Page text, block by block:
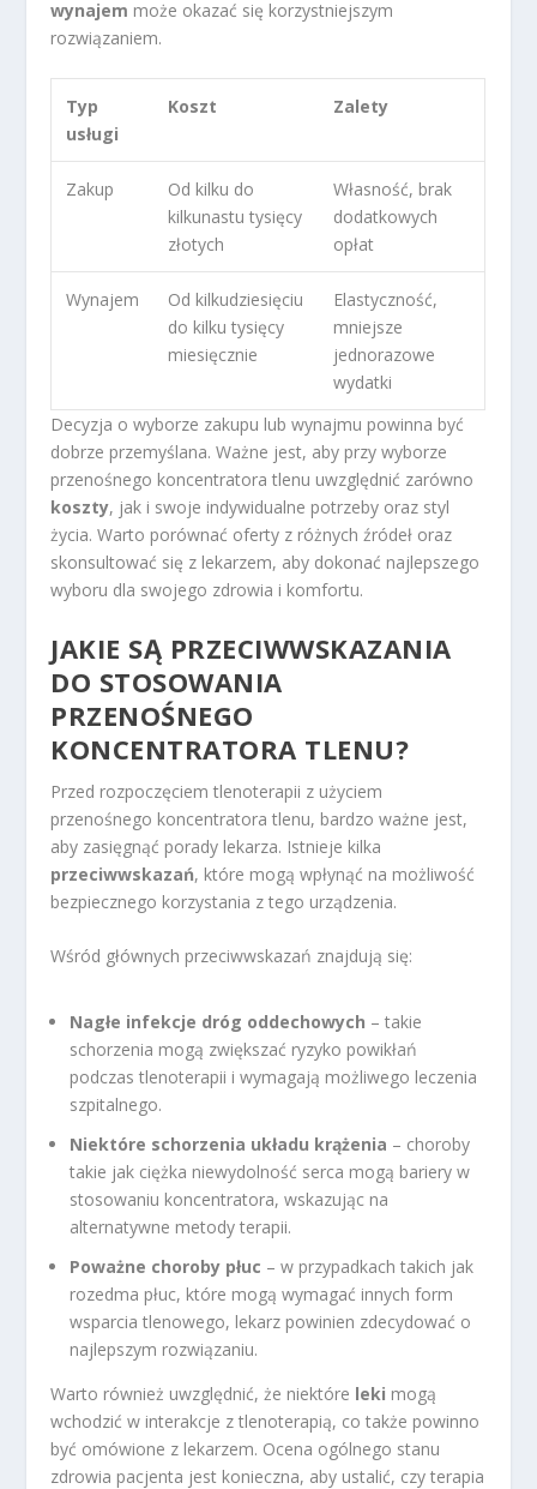
wynajem może okazać się korzystniejszym
rozwiązaniem.
Typ
usługi
Koszt Zalety
Zakup
Od kilku do
kilkunastu tysięcy
złotych
Własność, brak
dodatkowych
opłat
Wynajem
Od kilkudziesięciu
do kilku tysięcy
miesięcznie
Elastyczność,
mniejsze
jednorazowe
wydatki
Decyzja o wyborze zakupu lub wynajmu powinna być
dobrze przemyślana. Ważne jest, aby przy wyborze
przenośnego koncentratora tlenu uwzględnić zarówno
koszty, jak i swoje indywidualne potrzeby oraz styl
życia. Warto porównać oferty z różnych źródeł oraz
skonsultować się z lekarzem, aby dokonać najlepszego
wyboru dla swojego zdrowia i komfortu.
JAKIE SĄ PRZECIWWSKAZANIA
DO STOSOWANIA
PRZENOŚNEGO
KONCENTRATORA TLENU?
Przed rozpoczęciem tlenoterapii z użyciem
przenośnego koncentratora tlenu, bardzo ważne jest,
aby zasięgnąć porady lekarza. Istnieje kilka
przeciwwskazań, które mogą wpłynąć na możliwość
bezpiecznego korzystania z tego urządzenia.
Wśród głównych przeciwwskazań znajdują się:
Nagłe infekcje dróg oddechowych – takie
schorzenia mogą zwiększać ryzyko powikłań
podczas tlenoterapii i wymagają możliwego leczenia
szpitalnego.
Niektóre schorzenia układu krążenia – choroby
takie jak ciężka niewydolność serca mogą bariery w
stosowaniu koncentratora, wskazując na
alternatywne metody terapii.
Poważne choroby płuc – w przypadkach takich jak
rozedma płuc, które mogą wymagać innych form
wsparcia tlenowego, lekarz powinien zdecydować o
najlepszym rozwiązaniu.
Warto również uwzględnić, że niektóre leki mogą
wchodzić w interakcje z tlenoterapią, co także powinno
być omówione z lekarzem. Ocena ogólnego stanu
zdrowia pacjenta jest konieczna, aby ustalić, czy terapia